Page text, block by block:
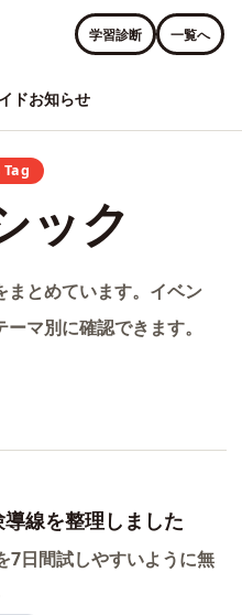
ドお知らせ
学習診断 一覧へ
Tag
ック
まとめています。イベン
マ別に確認できます。
線を整理しました
7日間試しやすいように無